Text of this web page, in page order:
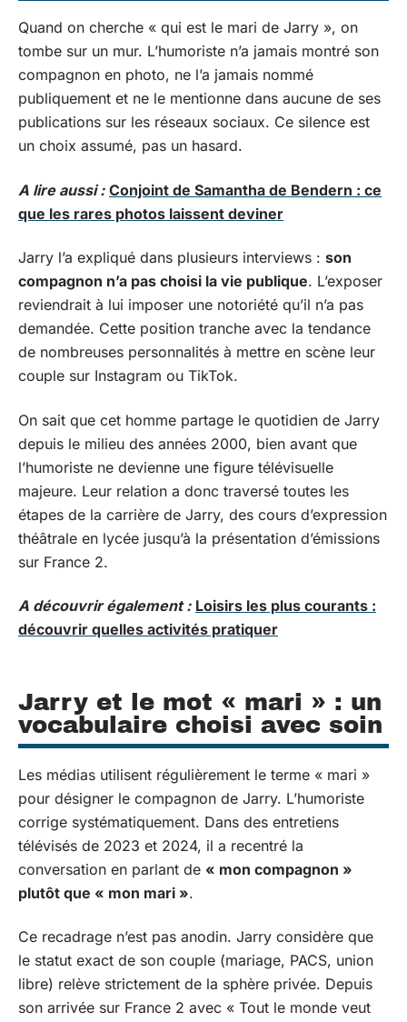
Quand on cherche « qui est le mari de Jarry », on
tombe sur un mur. L’humoriste n’a jamais montré son
compagnon en photo, ne l’a jamais nommé
publiquement et ne le mentionne dans aucune de ses
publications sur les réseaux sociaux. Ce silence est
un choix assumé, pas un hasard.
A lire aussi : Conjoint de Samantha de Bendern : ce
que les rares photos laissent deviner
Jarry l’a expliqué dans plusieurs interviews : son
compagnon n’a pas choisi la vie publique. L’exposer
reviendrait à lui imposer une notoriété qu’il n’a pas
demandée. Cette position tranche avec la tendance
de nombreuses personnalités à mettre en scène leur
couple sur Instagram ou TikTok.
On sait que cet homme partage le quotidien de Jarry
depuis le milieu des années 2000, bien avant que
l’humoriste ne devienne une figure télévisuelle
majeure. Leur relation a donc traversé toutes les
étapes de la carrière de Jarry, des cours d’expression
théâtrale en lycée jusqu’à la présentation d’émissions
sur France 2.
A découvrir également : Loisirs les plus courants :
découvrir quelles activités pratiquer
Jarry et le mot « mari » : un
vocabulaire choisi avec soin
Les médias utilisent régulièrement le terme « mari »
pour désigner le compagnon de Jarry. L’humoriste
corrige systématiquement. Dans des entretiens
télévisés de 2023 et 2024, il a recentré la
conversation en parlant de « mon compagnon »
plutôt que « mon mari ».
Ce recadrage n’est pas anodin. Jarry considère que
le statut exact de son couple (mariage, PACS, union
libre) relève strictement de la sphère privée. Depuis
son arrivée sur France 2 avec « Tout le monde veut